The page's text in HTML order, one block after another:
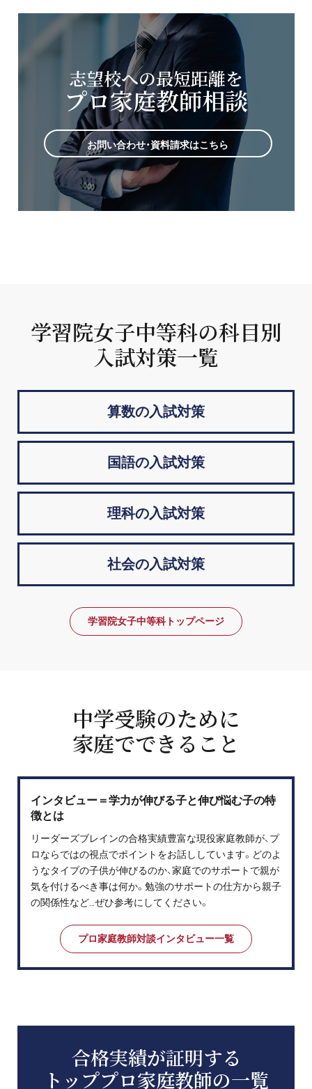
志望校への最短距離を
プロ家庭教師相談
お問い合わせ・資料請求はこちら
学習院女子中等科の科目別
入試対策一覧
算数の入試対策
国語の入試対策
理科の入試対策
社会の入試対策
学習院女子中等科トップページ
中学受験のために
家庭でできること
インタビュー＝学力が伸びる子と伸び悩む子の特
徴とは
リーダーズブレインの合格実績豊富な現役家庭教師が、プ
ロならではの視点でポイントをお話ししています。どのよ
うなタイプの子供が伸びるのか、家庭でのサポートで親が
気を付けるべき事は何か。勉強のサポートの仕方から親子
の関係性など…ぜひ参考にしてください。
プロ家庭教師対談インタビュー一覧
合格実績が証明する
トッププロ家庭教師の一覧